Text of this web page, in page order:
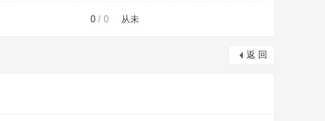
0 / 0 从未
返 回